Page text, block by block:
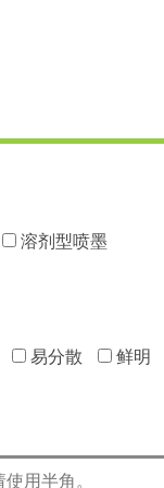
溶剂型喷墨
易分散 鲜明